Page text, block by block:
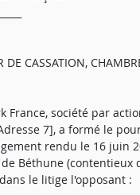
DE CASSATION,
France, société par
7], a formé le
rendu le 16 juin
Béthune (contentieux
le litige l'opposant :